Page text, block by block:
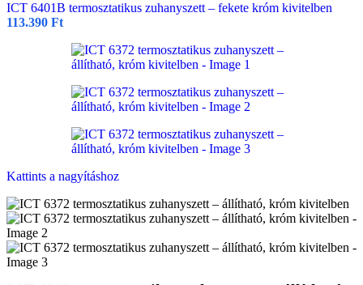
ICT 6401B termosztatikus zuhanyszett – fekete króm kivitelben
113.390 Ft
Kattints a nagyításhoz